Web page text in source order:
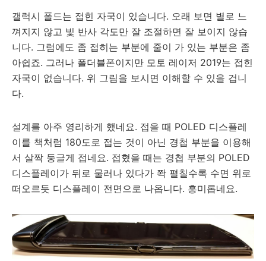
갤럭시 폴드는 접힌 자국이 있습니다. 오래 보면 별로 느
껴지지 않고 빛 반사 각도만 잘 조절하면 잘 보이지 않습
니다. 그럼에도 좀 접히는 부분에 줄이 가 있는 부분은 좀
아쉽죠. 그러나 폴더블폰이지만 모토 레이저 2019는 접힌
자국이 없습니다. 위 그림을 보시면 이해할 수 있을 겁니
다.
설계를 아주 영리하게 했네요. 접을 때 POLED 디스플레
이를 책처럼 180도로 접는 것이 아닌 경첩 부분을 이용해
서 살짝 둥글게 접네요. 접혔을 때는 경첩 부분의 POLED
디스플레이가 뒤로 물러나 있다가 쫙 펼칠수록 수면 위로
떠오르듯 디스플레이 전면으로 나옵니다. 흥미롭네요.